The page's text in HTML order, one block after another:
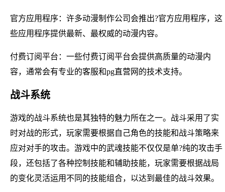
官方应用程序：许多动漫制作公司会推出?官方应用程序，这
些应用程序提供最新、最权威的动漫内容。
付费订阅平台：一些付费订阅平台会提供高质量的动漫内
容，通常会有专业的客服和pg直营网的技术支持。
战斗系统
游戏的战斗系统也是其独特的魅力所在之一。战斗采用了实
时对战的形式，玩家需要根据自己角色的技能和战斗策略来
应对对手的攻击。游戏中的武魂技能不仅仅是单?纯的攻击手
段，还包括了各种控制技能和辅助技能，玩家需要根据战局
的变化灵活运用不同的技能组合，以达到最佳的战斗效果。